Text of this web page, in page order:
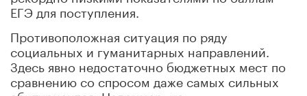
ЕГЭ для поступления.
Противоположная ситуация по ряду
социальных и гуманитарных направлений.
Здесь явно недостаточно бюджетных мест по
сравнению со спросом даже самых сильных